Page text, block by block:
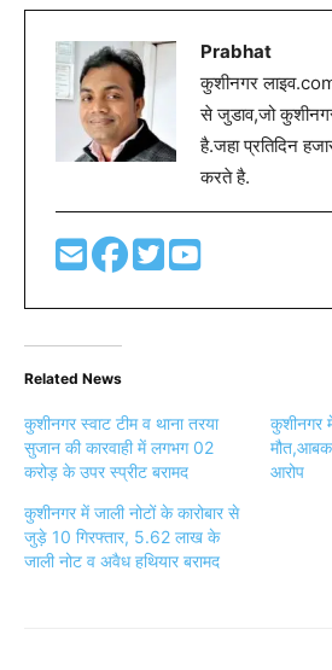
Prabhat
कुशीनगर
से जुडाव,जो
है.जहा प्रतिदिन
करते है.
Related News
कुशीनगर स्वाट टीम व थाना तरया
सुजान की कारवाही में लगभग 02
करोड़ के उपर स्प्रीट बरामद
कुशीनगर
आरोप
कुशीनगर में जाली नोटों के कारोबार से
जुड़े 10 गिरफ्तार, 5.62 लाख के
जाली नोट व अवैध हथियार बरामद